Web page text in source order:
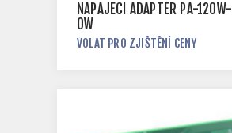
NAPÁJECÍ ADAPTÉR PA-120W-
OW
VOLAT PRO ZJIŠTĚNÍ CENY